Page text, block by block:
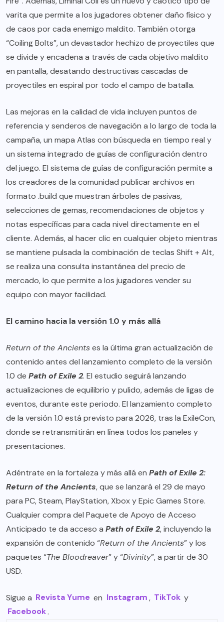
varita que permite a los jugadores obtener daño físico y
de caos por cada enemigo maldito. También otorga
“Coiling Bolts”, un devastador hechizo de proyectiles que
se divide y encadena a través de cada objetivo maldito
en pantalla, desatando destructivas cascadas de
proyectiles en espiral por todo el campo de batalla.
Las mejoras en la calidad de vida incluyen puntos de
referencia y senderos de navegación a lo largo de toda la
campaña, un mapa Atlas con búsqueda en tiempo real y
un sistema integrado de guías de configuración dentro
del juego. El sistema de guías de configuración permite a
los creadores de la comunidad publicar archivos en
formato .build que muestran árboles de pasivas,
selecciones de gemas, recomendaciones de objetos y
notas específicas para cada nivel directamente en el
cliente. Además, al hacer clic en cualquier objeto mientras
se mantiene pulsada la combinación de teclas Shift + Alt,
se realiza una consulta instantánea del precio de
mercado, lo que permite a los jugadores vender su
equipo con mayor facilidad.
El camino hacia la versión 1.0 y más allá
Return of the Ancientses la última gran actualización de
contenido antes del lanzamiento completo de la versión
1.0 de Path of Exile 2. El estudio seguirá lanzando
actualizaciones de equilibrio y pulido, además de ligas de
eventos, durante este periodo. El lanzamiento completo
de la versión 1.0 está previsto para 2026, tras la ExileCon,
donde se retransmitirán en línea todos los paneles y
presentaciones.
Adéntrate en la fortaleza y más allá en Path of Exile 2:
Return of the Ancients, que se lanzará el 29 de mayo
para PC,Steam,PlayStation, XboxyEpic Games Store.
Cualquier compra del Paquete de Apoyo de Acceso
Anticipado te da acceso a Path of Exile 2, incluyendo la
expansión de contenido “Return of the Ancients” y los
paquetes “The Bloodreaver” y “Divinity”, a partir de 30
USD.
Sigue a Revista Yume en Instagram, TikTok y
Facebook.